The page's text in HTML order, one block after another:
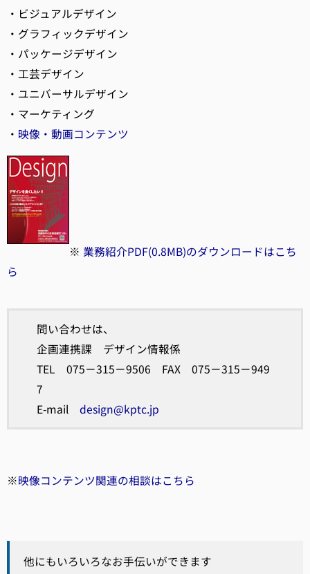
・ビジュアルデザイン
・グラフィックデザイン
・パッケージデザイン
・工芸デザイン
・ユニバーサルデザイン
・マーケティング
・ 映像・動画コンテンツ
※ 業務紹介PDF(0.8MB)のダウンロードはこち
ら
問い合わせは、
企画連携課 デザイン情報係
TEL 075－315－9506 FAX 075－315－949
7
E-mail design@kptc.jp
※映像コンテンツ関連の相談はこちら
他にもいろいろなお手伝いができます